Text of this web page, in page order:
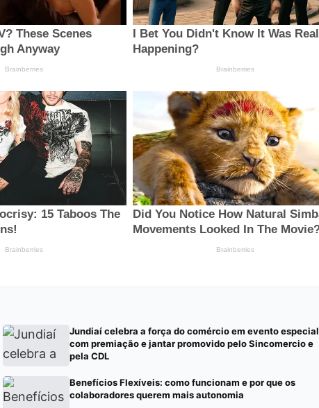
Jundiaí celebra a força do comércio em evento especial
com premiação e jantar promovido pelo Sincomercio e
pela CDL
Benefícios Flexíveis: como funcionam e por que os
colaboradores querem mais autonomia